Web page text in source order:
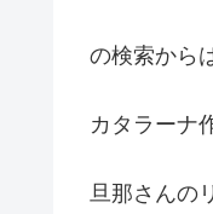
の検索から
カタラーナ
旦那さんの